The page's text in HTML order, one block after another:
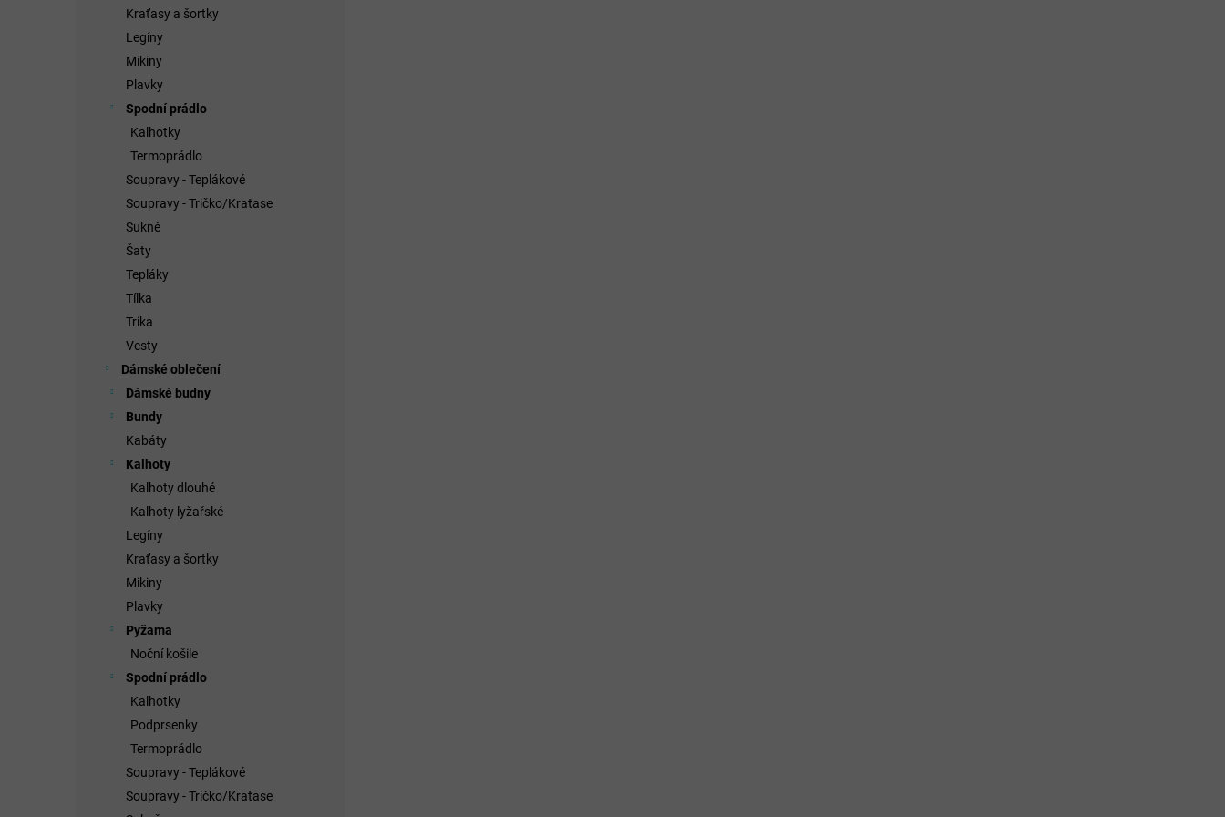
Kraťasy a šortky
Legíny
Mikiny
Plavky
Spodní prádlo
Kalhotky
Termoprádlo
Soupravy - Teplákové
Soupravy - Tričko/Kraťase
Sukně
Šaty
Tepláky
Tílka
Trika
Vesty
Dámské oblečení
Dámské budny
Bundy
Kabáty
Kalhoty
Kalhoty dlouhé
Kalhoty lyžařské
Legíny
Kraťasy a šortky
Mikiny
Plavky
Pyžama
Noční košile
Spodní prádlo
Kalhotky
Podprsenky
Termoprádlo
Soupravy - Teplákové
Soupravy - Tričko/Kraťase